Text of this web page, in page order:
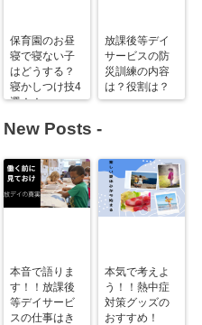
保育園のお昼
寝で寝ない子
はどうする？
寝かしつけ技4
選！！
放課後等デイ
サービスの防
災訓練の内容
は？役割は？
New Posts -
本音で語りま
す！！放課後
等デイサービ
スの仕事はき
本気で考えよ
う！！熱中症
対策グッズの
おすすめ！